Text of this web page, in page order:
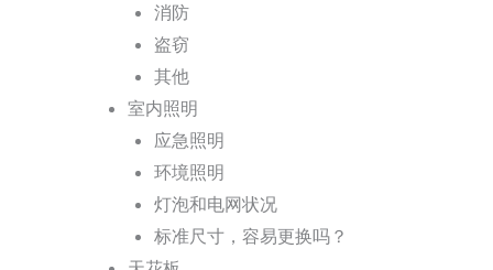
消防
盗窃
其他
室内照明
应急照明
环境照明
灯泡和电网状况
标准尺寸，容易更换吗？